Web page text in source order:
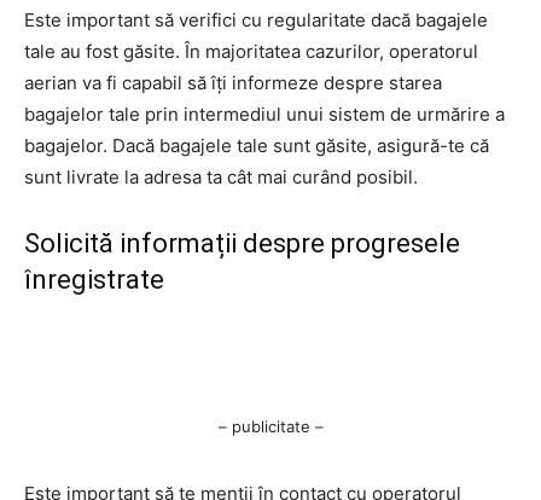
Este important să verifici cu regularitate dacă bagajele
tale au fost găsite. În majoritatea cazurilor, operatorul
aerian va fi capabil să îți informeze despre starea
bagajelor tale prin intermediul unui sistem de urmărire a
bagajelor. Dacă bagajele tale sunt găsite, asigură-te că
sunt livrate la adresa ta cât mai curând posibil.
Solicită informații despre progresele
înregistrate
– publicitate –
Este important să te menții în contact cu operatorul